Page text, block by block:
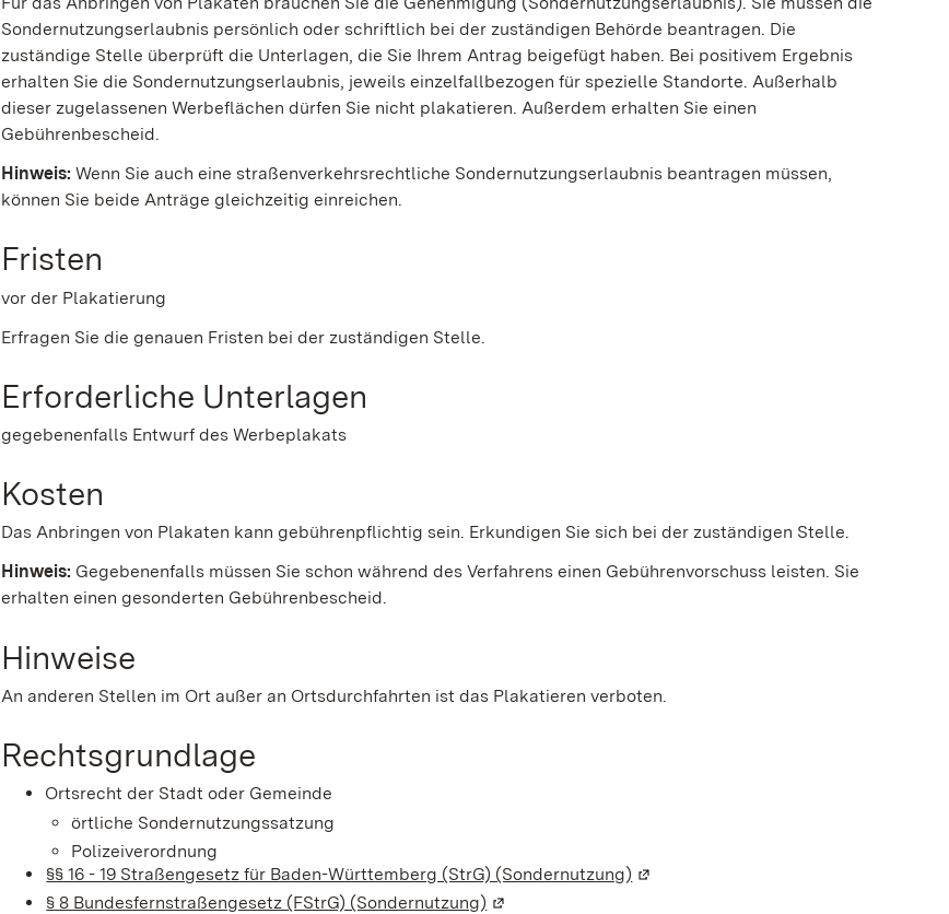
Sondernutzungserlaubnis persönlich oder schriftlich bei der zuständigen Behörde beantragen. Die
zuständige Stelle überprüft die Unterlagen, die Sie Ihrem Antrag beigefügt haben. Bei positivem Ergebnis
erhalten Sie die Sondernutzungserlaubnis, jeweils einzelfallbezogen für spezielle Standorte. Außerhalb
dieser zugelassenen Werbeflächen dürfen Sie nicht plakatieren. Außerdem erhalten Sie einen
Gebührenbescheid.
Hinweis: Wenn Sie auch eine straßenverkehrsrechtliche Sondernutzungserlaubnis beantragen müssen,
können Sie beide Anträge gleichzeitig einreichen.
Fristen
vor der Plakatierung
Erfragen Sie die genauen Fristen bei der zuständigen Stelle.
Erforderliche Unterlagen
gegebenenfalls Entwurf des Werbeplakats
Kosten
Das Anbringen von Plakaten kann gebührenpflichtig sein. Erkundigen Sie sich bei der zuständigen Stelle.
Hinweis: Gegebenenfalls müssen Sie schon während des Verfahrens einen Gebührenvorschuss leisten. Sie
erhalten einen gesonderten Gebührenbescheid.
Hinweise
An anderen Stellen im Ort außer an Ortsdurchfahrten ist das Plakatieren verboten.
Rechtsgrundlage
Ortsrecht der Stadt oder Gemeinde
örtliche Sondernutzungssatzung
Polizeiverordnung
§§ 16 - 19 Straßengesetz für Baden-Württemberg (StrG) (Sondernutzung) (Wird in einem neuen Fenster
§ 8 Bundesfernstraßengesetz (FStrG) (Sondernutzung) (Wird in einem neuen Fenster geöffnet)